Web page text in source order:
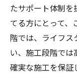
たサポート体制
てる方にとって、
階では、ライフ
い、施工段階で
確実な施工を保証